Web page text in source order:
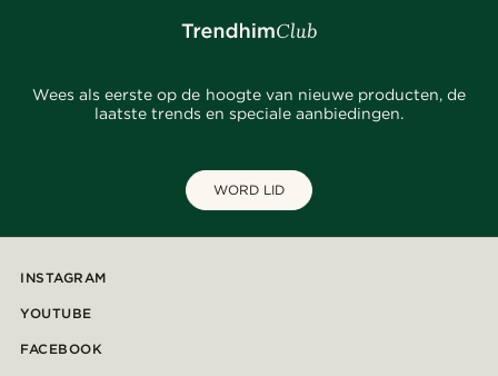
Wees als eerste op de hoogte van nieuwe producten, de
laatste trends en speciale aanbiedingen.
WORD LID
INSTAGRAM
YOUTUBE
FACEBOOK